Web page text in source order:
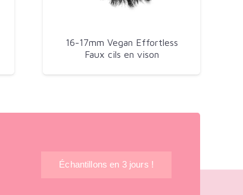
16-17mm Vegan Effortless
Faux cils en vison
Échantillons en 3 jours !